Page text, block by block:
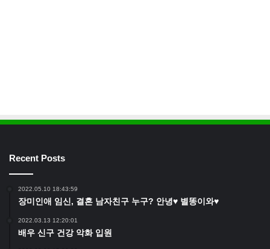
Recent Posts
2022.05.10 18:43:59
장미인애 임신, 결혼 남자친구 누구? 안녕♥ 별똥이와♥
2022.03.13 12:20:01
배우 신구 건강 악화 입원